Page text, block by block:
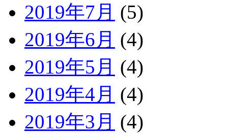
2019年7月 (5)
2019年6月 (4)
2019年5月 (4)
2019年4月 (4)
2019年3月 (4)